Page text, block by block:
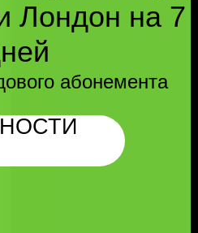
Лондон на 7
абонемента